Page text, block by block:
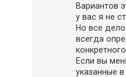
Вариантов
у вас я не
Но все
всегда
Если вы
указанные